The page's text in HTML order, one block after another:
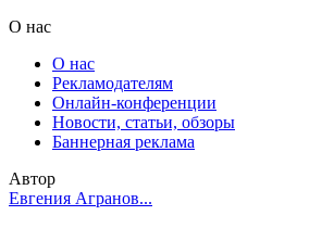
О нас
О нас
Рекламодателям
Онлайн-конференции
Новости, статьи, обзоры
Баннерная реклама
Автор
Евгения Агранов...